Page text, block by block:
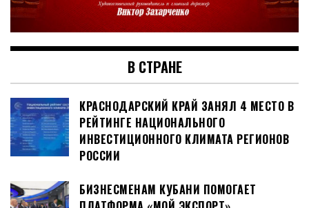
В СТРАНЕ
КРАСНОДАРСКИЙ КРАЙ ЗАНЯЛ 4 МЕСТО В
РЕЙТИНГЕ НАЦИОНАЛЬНОГО
ИНВЕСТИЦИОННОГО КЛИМАТА РЕГИОНОВ
РОССИИ
БИЗНЕСМЕНАМ КУБАНИ ПОМОГАЕТ